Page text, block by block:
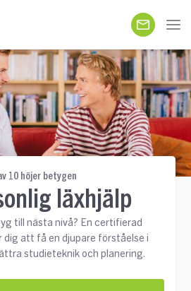
10 höjer betygen
läxhjälp
till nästa nivå? En certifierad
dig att få en djupare förståelse i
studieteknik och planering.